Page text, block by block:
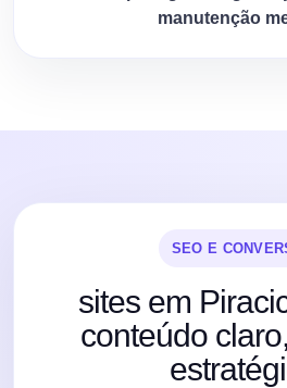
manutenção
SEO E
sites em
conteúdo